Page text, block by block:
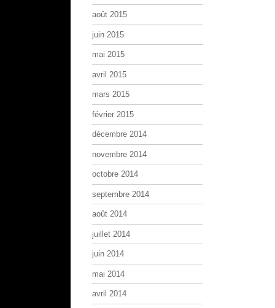
août 2015
juin 2015
mai 2015
avril 2015
mars 2015
février 2015
décembre 2014
novembre 2014
octobre 2014
septembre 2014
août 2014
juillet 2014
juin 2014
mai 2014
avril 2014